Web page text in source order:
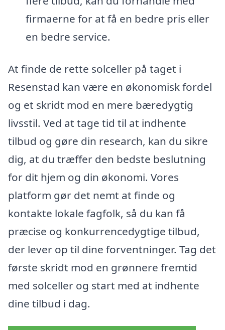
firmaerne for at få en bedre pris eller
en bedre service.
At finde de rette solceller på taget i
Resenstad kan være en økonomisk fordel
og et skridt mod en mere bæredygtig
livsstil. Ved at tage tid til at indhente
tilbud og gøre din research, kan du sikre
dig, at du træffer den bedste beslutning
for dit hjem og din økonomi. Vores
platform gør det nemt at finde og
kontakte lokale fagfolk, så du kan få
præcise og konkurrencedygtige tilbud,
der lever op til dine forventninger. Tag det
første skridt mod en grønnere fremtid
med solceller og start med at indhente
dine tilbud i dag.